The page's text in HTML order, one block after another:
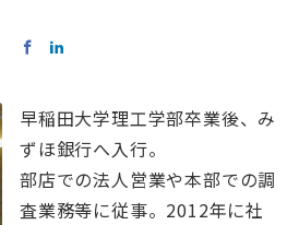
早稲田大学理工学部卒業後、み
ずほ銀行へ入行。
部店での法人営業や本部での調
査業務等に従事。2012年に社